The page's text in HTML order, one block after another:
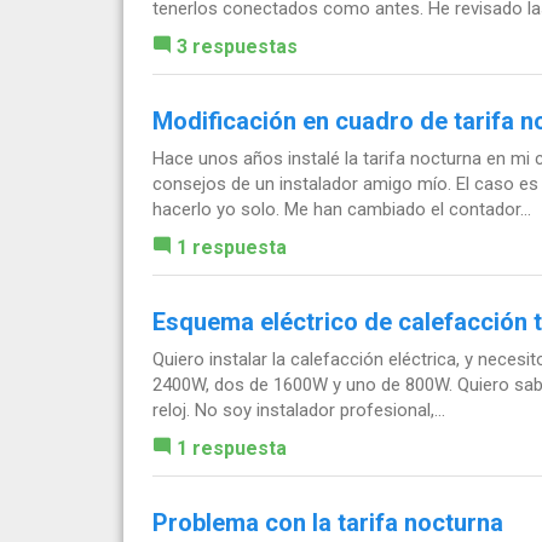
tenerlos conectados como antes. He revisado
3 respuestas
Modificación en cuadro de tarifa
Hace unos años instalé la tarifa nocturna en mi
consejos de un instalador amigo mío. El caso
hacerlo yo solo. Me han cambiado el contador...
1 respuesta
Esquema eléctrico de calefacción
Quiero instalar la calefacción eléctrica, y
2400W, dos de 1600W y uno de 800W. Quiero
reloj. No soy instalador profesional,...
1 respuesta
Problema con la tarifa nocturna